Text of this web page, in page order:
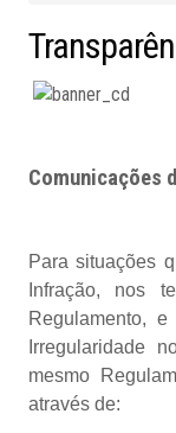
Comunicações
Para situações
Infração, nos
Regulamento,
Irregularidade
mesmo
através de: